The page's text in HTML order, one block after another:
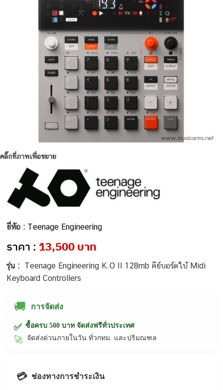
คลิ๊กที่ภาพเพื่อขยาย
ยี่ห้อ : Teenage Engineering
ราคา : 13,500 บาท
รุ่น : Teenage Engineering K.O II 128mb คีย์บอร์ดใบ้ Midi
Keyboard Controllers
🚚 การจัดส่ง
✅ ซื้อครบ 500 บาท จัดส่งฟรีทั่วประเทศ
🚀 จัดส่งด่วนภายในวัน ทั่วกทม. และปริมณฑล
💳 ช่องทางการชำระเงิน